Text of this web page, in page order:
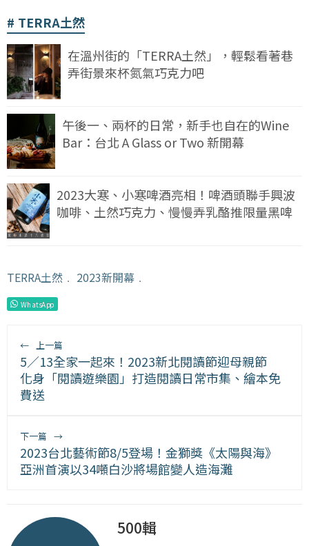
TERRA土然
在溫州街的「TERRA土然」，輕鬆看著巷
弄街景來杯氮氣巧克力吧
午後一、兩杯的日常，新手也自在的Wine
Bar：台北 A Glass or Two 新開幕
2023大寒、小寒啤酒亮相！啤酒頭聯手興波
咖啡、土然巧克力、慢慢弄乳酪推限量黑啤
TERRA土然 ﹒ 2023新開幕 ﹒
WhatsApp
← 上一篇
5／13全家一起來！2023新北閱讀節迎母親節
化身「閱讀遊樂園」打造閱讀日常市集、繪本免
費送
下一篇 →
2023台北藝術節8/5登場！金獅獎《太陽與海》
亞洲首演以34噸白沙將場館變人造海灘
500輯